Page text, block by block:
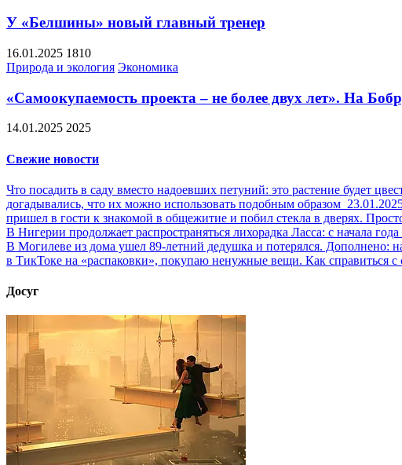
У «Белшины» новый главный тренер
16.01.2025 1810
Природа и экология Экономика
«Самоокупаемость проекта – не более двух лет». На
14.01.2025 2025
Свежие новости
Что посадить в саду вместо надоевших петуний: это растение будет
догадывались, что их можно использовать подобным образом
пришел в гости к знакомой в общежитие и побил стекла в дверях.
В Нигерии продолжает распространяться лихорадка Ласса: с начала
В Могилеве из дома ушел 89-летний дедушка и потерялся. Дополнено:
в ТикТоке на «распаковки», покупаю ненужные вещи. Как справиться с
Досуг